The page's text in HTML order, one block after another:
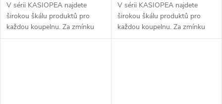
V sérii KASIOPEA najdete
širokou škálu produktů pro
každou koupelnu. Za zmínku
stojí dvě varianty
V sérii KASIOPEA najdete
širokou škálu produktů pro
každou koupelnu. Za zmínku
stojí dvě varianty